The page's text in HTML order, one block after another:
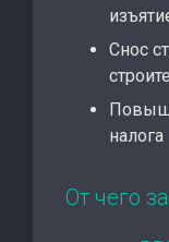
Снос
налога
От чего